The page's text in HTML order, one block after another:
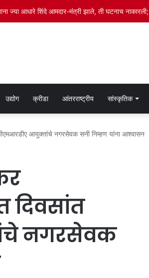
‘दौरा समन्वयक : माध्यम विभाग’ या पदावर अमोल
उद्योग क्रीडा आंतरराष्ट्रीय सांस्कृतिक
आयुक्तांचे नगरसेवक सनी निम्हण यांना आश्वासन
दिवसांत
नगरसेवक